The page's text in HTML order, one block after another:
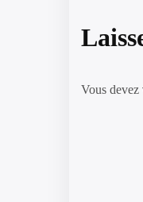
Vous devez